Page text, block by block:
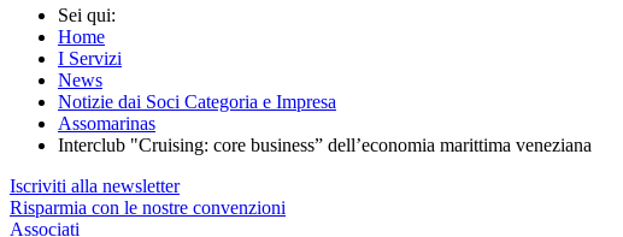
Sei qui:
Home
I Servizi
News
Notizie dai Soci Categoria e Impresa
Assomarinas
Interclub "Cruising: core business” dell’economia marittima veneziana
Iscriviti alla newsletter
Risparmia con le nostre convenzioni
Associati